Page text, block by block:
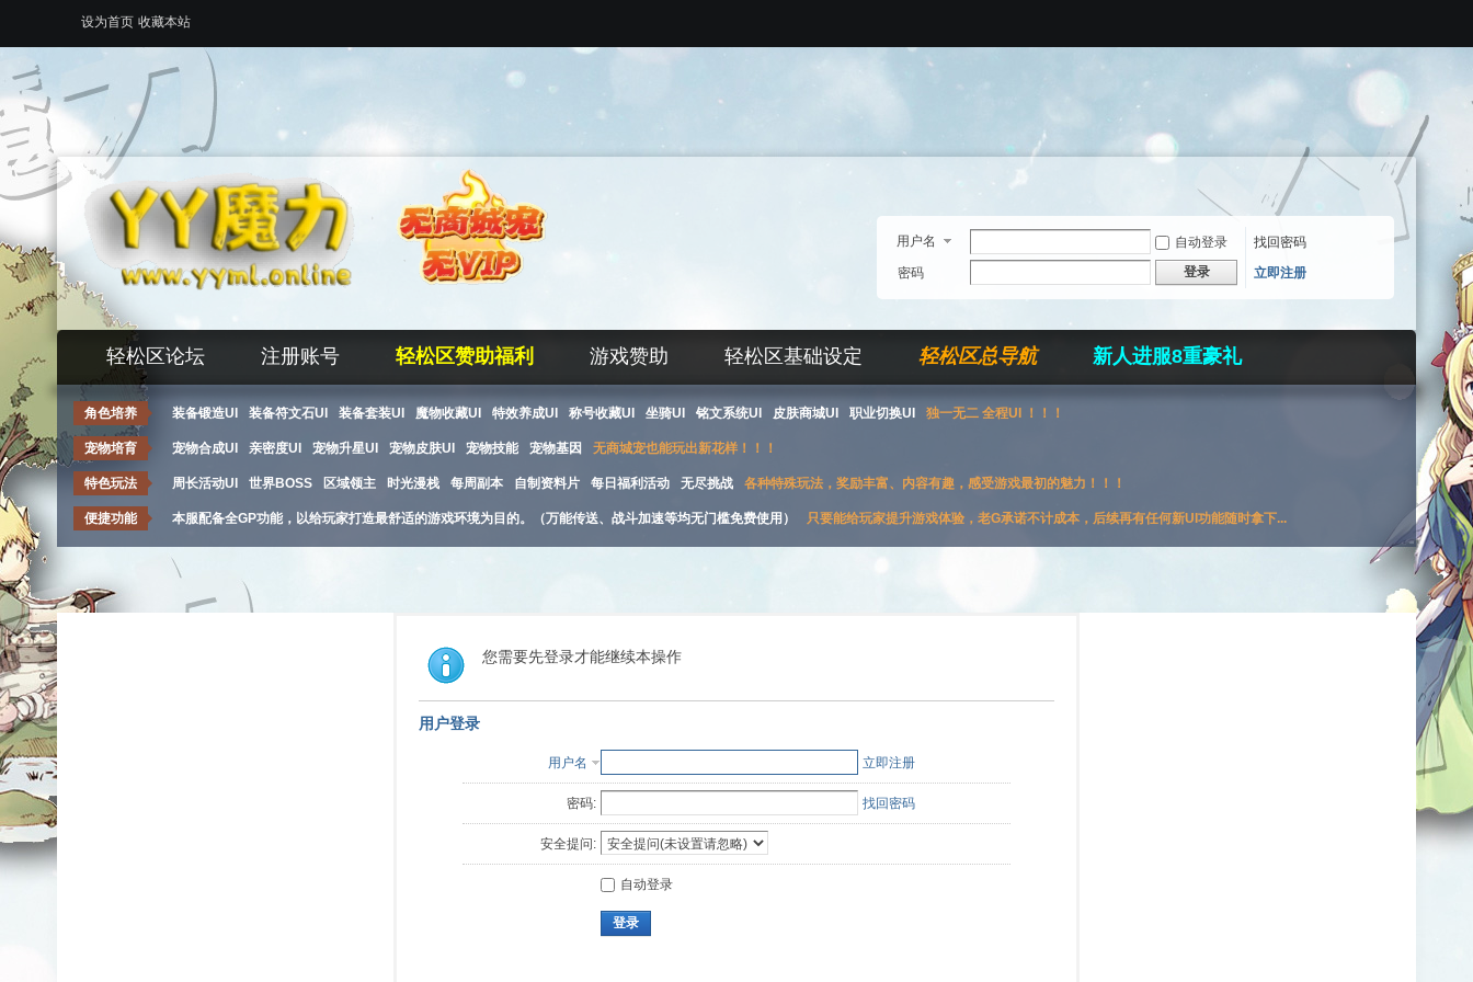
设为首页 收藏本站
用户名 自动登录
找回密码
密码
登录 立即注册
轻松区论坛 注册账号 轻松区赞助福利 游戏赞助 轻松区基础设定 轻松区总导航 新人进服8重豪礼
角色培养 装备锻造UI 装备符文石UI 装备套装UI 魔物收藏UI 特效养成UI 称号收藏UI 坐骑UI 铭文系统UI 皮肤商城UI 职业切换UI 独一无二 全程UI ！！！
宠物培育 宠物合成UI 亲密度UI 宠物升星UI 宠物皮肤UI 宠物技能 宠物基因 无商城宠也能玩出新花样！！！
特色玩法 周长活动UI 世界BOSS 区域领主 时光漫栈 每周副本 自制资料片 每日福利活动 无尽挑战 各种特殊玩法，奖励丰富、内容有趣，感受游戏最初的魅力！！！
便捷功能 本服配备全GP功能，以给玩家打造最舒适的游戏环境为目的。（万能传送、战斗加速等均无门槛免费使用） 只要能给玩家提升游戏体验，老G承诺不计成本，后续再有任何新UI功能随时拿下...
您需要先登录才能继续本操作
用户登录
用户名 立即注册
密码: 找回密码
安全提问:
自动登录
登录